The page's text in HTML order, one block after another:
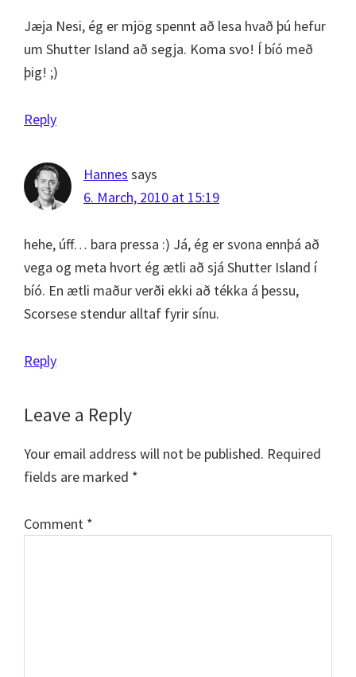
Jæja Nesi, ég er mjög spennt að lesa hvað þú hefur
um Shutter Island að segja. Koma svo! Í bíó með
þig! ;)
Reply
Hannes says
6. March, 2010 at 15:19
hehe, úff… bara pressa :) Já, ég er svona ennþá að
vega og meta hvort ég ætli að sjá Shutter Island í
bíó. En ætli maður verði ekki að tékka á þessu,
Scorsese stendur alltaf fyrir sínu.
Reply
Leave a Reply
Your email address will not be published. Required
fields are marked *
Comment *